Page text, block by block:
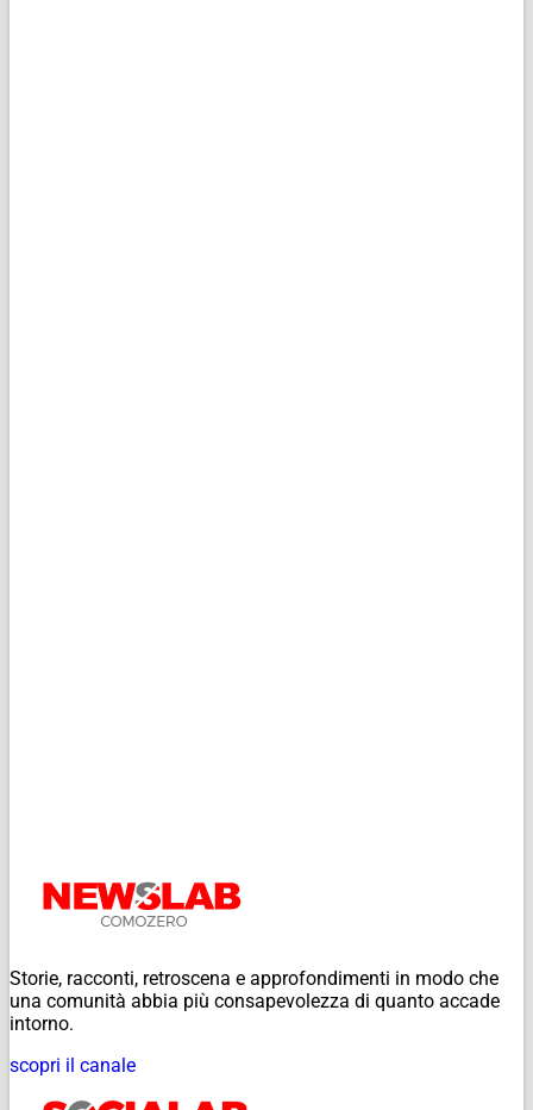
Storie, racconti, retroscena e approfondimenti in modo che
una comunità abbia più consapevolezza di quanto accade
intorno.
scopri il canale